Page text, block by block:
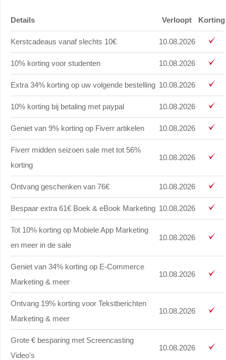
Details Verloopt Korting
Kerstcadeaus vanaf slechts 10€ 10.08.2026
10% korting voor studenten 10.08.2026
Extra 34% korting op uw volgende bestelling 10.08.2026
10% korting bij betaling met paypal 10.08.2026
Geniet van 9% korting op Fiverr artikelen 10.08.2026
Fiverr midden seizoen sale met tot 56%
korting
10.08.2026
Ontvang geschenken van 76€ 10.08.2026
Bespaar extra 61€ Boek & eBook Marketing 10.08.2026
Tot 10% korting op Mobiele App Marketing
en meer in de sale
10.08.2026
Geniet van 34% korting op E-Commerce
Marketing & meer
10.08.2026
Ontvang 19% korting voor Tekstberichten
Marketing & meer
10.08.2026
Grote € besparing met Screencasting
Video's
10.08.2026